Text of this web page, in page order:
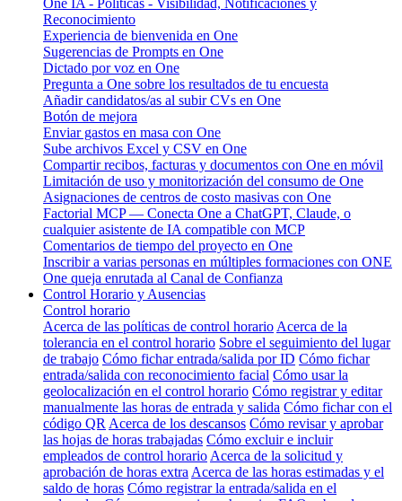
Reconocimiento
Experiencia de bienvenida en One
Sugerencias de Prompts en One
Dictado por voz en One
Pregunta a One sobre los resultados de tu encuesta
Añadir candidatos/as al subir CVs en One
Botón de mejora
Enviar gastos en masa con One
Sube archivos Excel y CSV en One
Compartir recibos, facturas y documentos con One en móvil
Limitación de uso y monitorización del consumo de One
Asignaciones de centros de costo masivas con One
Factorial MCP — Conecta One a ChatGPT, Claude, o
cualquier asistente de IA compatible con MCP
Comentarios de tiempo del proyecto en One
Inscribir a varias personas en múltiples formaciones con ONE
One queja enrutada al Canal de Confianza
Control Horario y Ausencias
Control horario
Acerca de las políticas de control horario Acerca de la
tolerancia en el control horario Sobre el seguimiento del lugar
de trabajo Cómo fichar entrada/salida por ID Cómo fichar
entrada/salida con reconocimiento facial Cómo usar la
geolocalización en el control horario Cómo registrar y editar
manualmente las horas de entrada y salida Cómo fichar con el
código QR Acerca de los descansos Cómo revisar y aprobar
las hojas de horas trabajadas Cómo excluir e incluir
empleados de control horario Acerca de la solicitud y
aprobación de horas extra Acerca de las horas estimadas y el
saldo de horas Cómo registrar la entrada/salida en el